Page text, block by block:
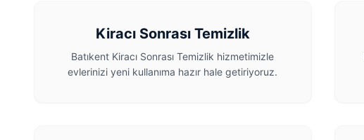
Kiracı Sonrası Temizlik
Batıkent Kiracı Sonrası Temizlik hizmetimizle
evlerinizi yeni kullanıma hazır hale getiriyoruz.